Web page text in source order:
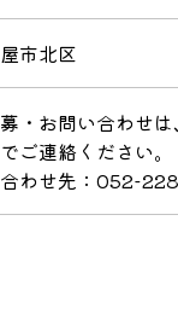
市北区
・お問い合わせ
ご連絡ください。
わせ先：052-